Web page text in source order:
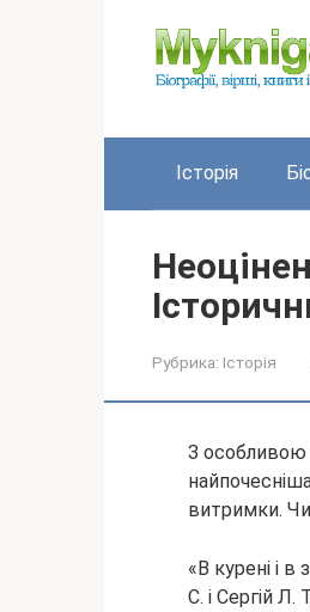
Історія
Рубрика: Історія
З особливою
витримки.
«В курені і в
С. і Сергій